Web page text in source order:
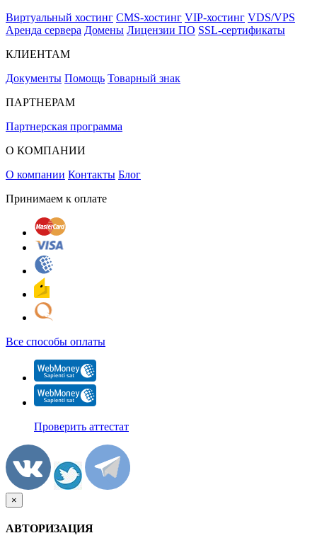
Виртуальный хостинг CMS-хостинг VIP-хостинг VDS/VPS
Аренда сервера Домены Лицензии ПО SSL-сертификаты
КЛИЕНТАМ
Документы Помощь Товарный знак
ПАРТНЕРАМ
Партнерская программа
О КОМПАНИИ
О компании Контакты Блог
Принимаем к оплате
Все способы оплаты
Проверить аттестат
×
АВТОРИЗАЦИЯ